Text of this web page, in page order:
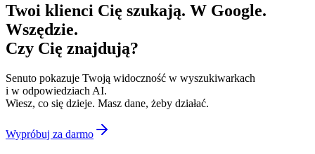
Twoi klienci Cię szukają. W Google.
Wszędzie.
Czy Cię znajdują?
Senuto pokazuje Twoją widoczność w wyszukiwarkach
i w odpowiedziach AI.
Wiesz, co się dzieje. Masz dane, żeby działać.
Wypróbuj za darmo